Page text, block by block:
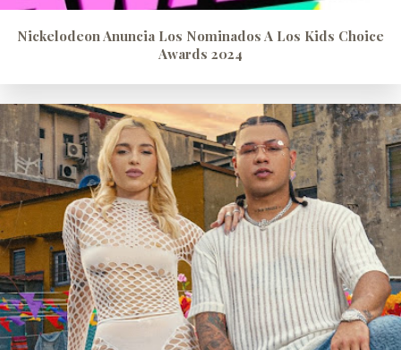
Nickelodeon Anuncia Los Nominados A Los Kids Choice
Awards 2024